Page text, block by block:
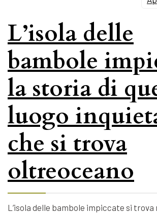
L’isola delle
bambole
la storia di
luogo
che si trova
oltreoceano
L’isola delle bambole impiccate si trova